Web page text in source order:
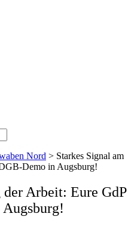
Nord > Starkes Signal am
Demo in Augsburg!
der Arbeit: Eure GdP